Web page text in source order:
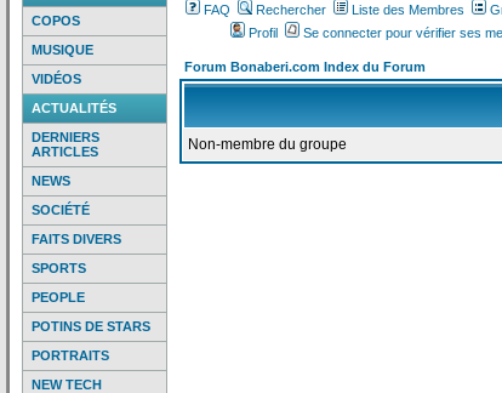
COPOS
MUSIQUE
VIDÉOS
ACTUALITÉS
DERNIERS
ARTICLES
NEWS
SOCIÉTÉ
FAITS DIVERS
SPORTS
PEOPLE
POTINS DE STARS
PORTRAITS
NEW TECH
FAQ Rechercher Liste des Membres
Profil
Se connecter pour vérifier ses
Forum Bonaberi.com Index du Forum
Non-membre du groupe